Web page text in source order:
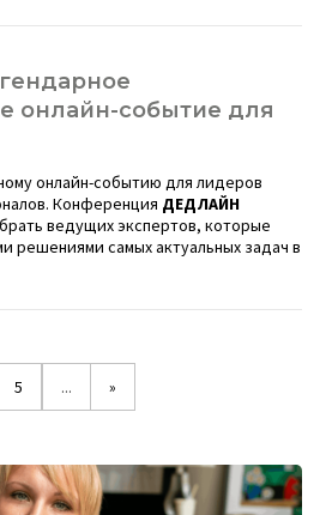
онлайн-событие для
онлайн-событию для лидеров
Конференция ДЕДЛАЙН
ведущих экспертов, которые
решениями самых актуальных задач в
5 ... »